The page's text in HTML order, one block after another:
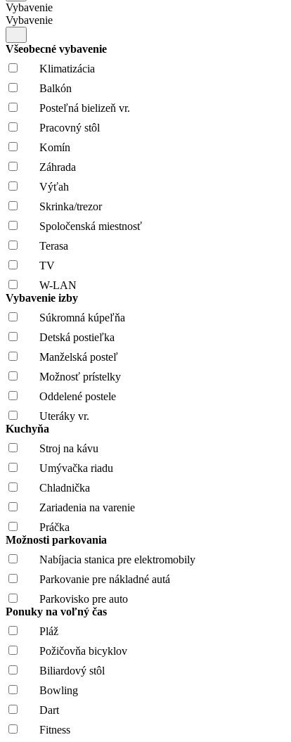
Vybavenie
Vybavenie
Všeobecné vybavenie
Klimatizácia
Balkón
Posteľná bielizeň vr.
Pracovný stôl
Komín
Záhrada
Výťah
Skrinka/trezor
Spoločenská miestnosť
Terasa
TV
W-LAN
Vybavenie izby
Súkromná kúpeľňa
Detská postieľka
Manželská posteľ
Možnosť prístelky
Oddelené postele
Uteráky vr.
Kuchyňa
Stroj na kávu
Umývačka riadu
Chladnička
Zariadenia na varenie
Práčka
Možnosti parkovania
Nabíjacia stanica pre elektromobily
Parkovanie pre nákladné autá
Parkovisko pre auto
Ponuky na voľný čas
Pláž
Požičovňa bicyklov
Biliardový stôl
Bowling
Dart
Fitness